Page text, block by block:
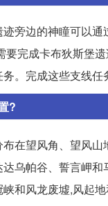
旁边的神瞳可以通
要完成卡布狄斯堡
。完成这些支线任
?
在望风角、望风
乌帕谷、誓言岬
和风龙废墟,风起地